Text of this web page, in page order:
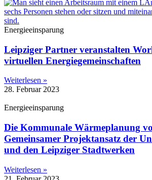
Energieeinsparung
Leipziger Partner veranstalten
virtuellen Energiegemeinschaften
Weiterlesen »
28. Februar 2023
Energieeinsparung
Die Kommunale Wärmeplanung
Gemeinsamer Projektansatz der
und den Leipziger Stadtwerken
Weiterlesen »